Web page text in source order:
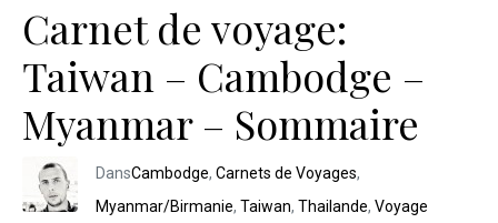
DansCambodge, Carnets de Voyages,
Myanmar/Birmanie, Taiwan, Thailande, Voyage
Carnet de voyage:
Taiwan – Cambodge –
Myanmar – Sommaire